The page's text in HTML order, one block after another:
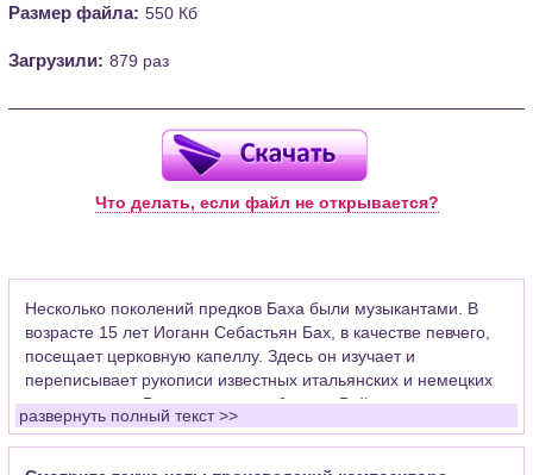
Размер файла: 550 Кб
Загрузили: 879 раз
Что делать, если файл не открывается?
Несколько поколений предков Баха были музыкантами. В
возрасте 15 лет Иоганн Себастьян Бах, в качестве певчего,
посещает церковную капеллу. Здесь он изучает и
переписывает рукописи известных итальянских и немецких
композиторов. Впоследствии работал в Веймаре скрипачом
придворного оркестра, церковным органистом в Арнштаде,
где уделял много времени развитию органной
развернуть полный текст >>